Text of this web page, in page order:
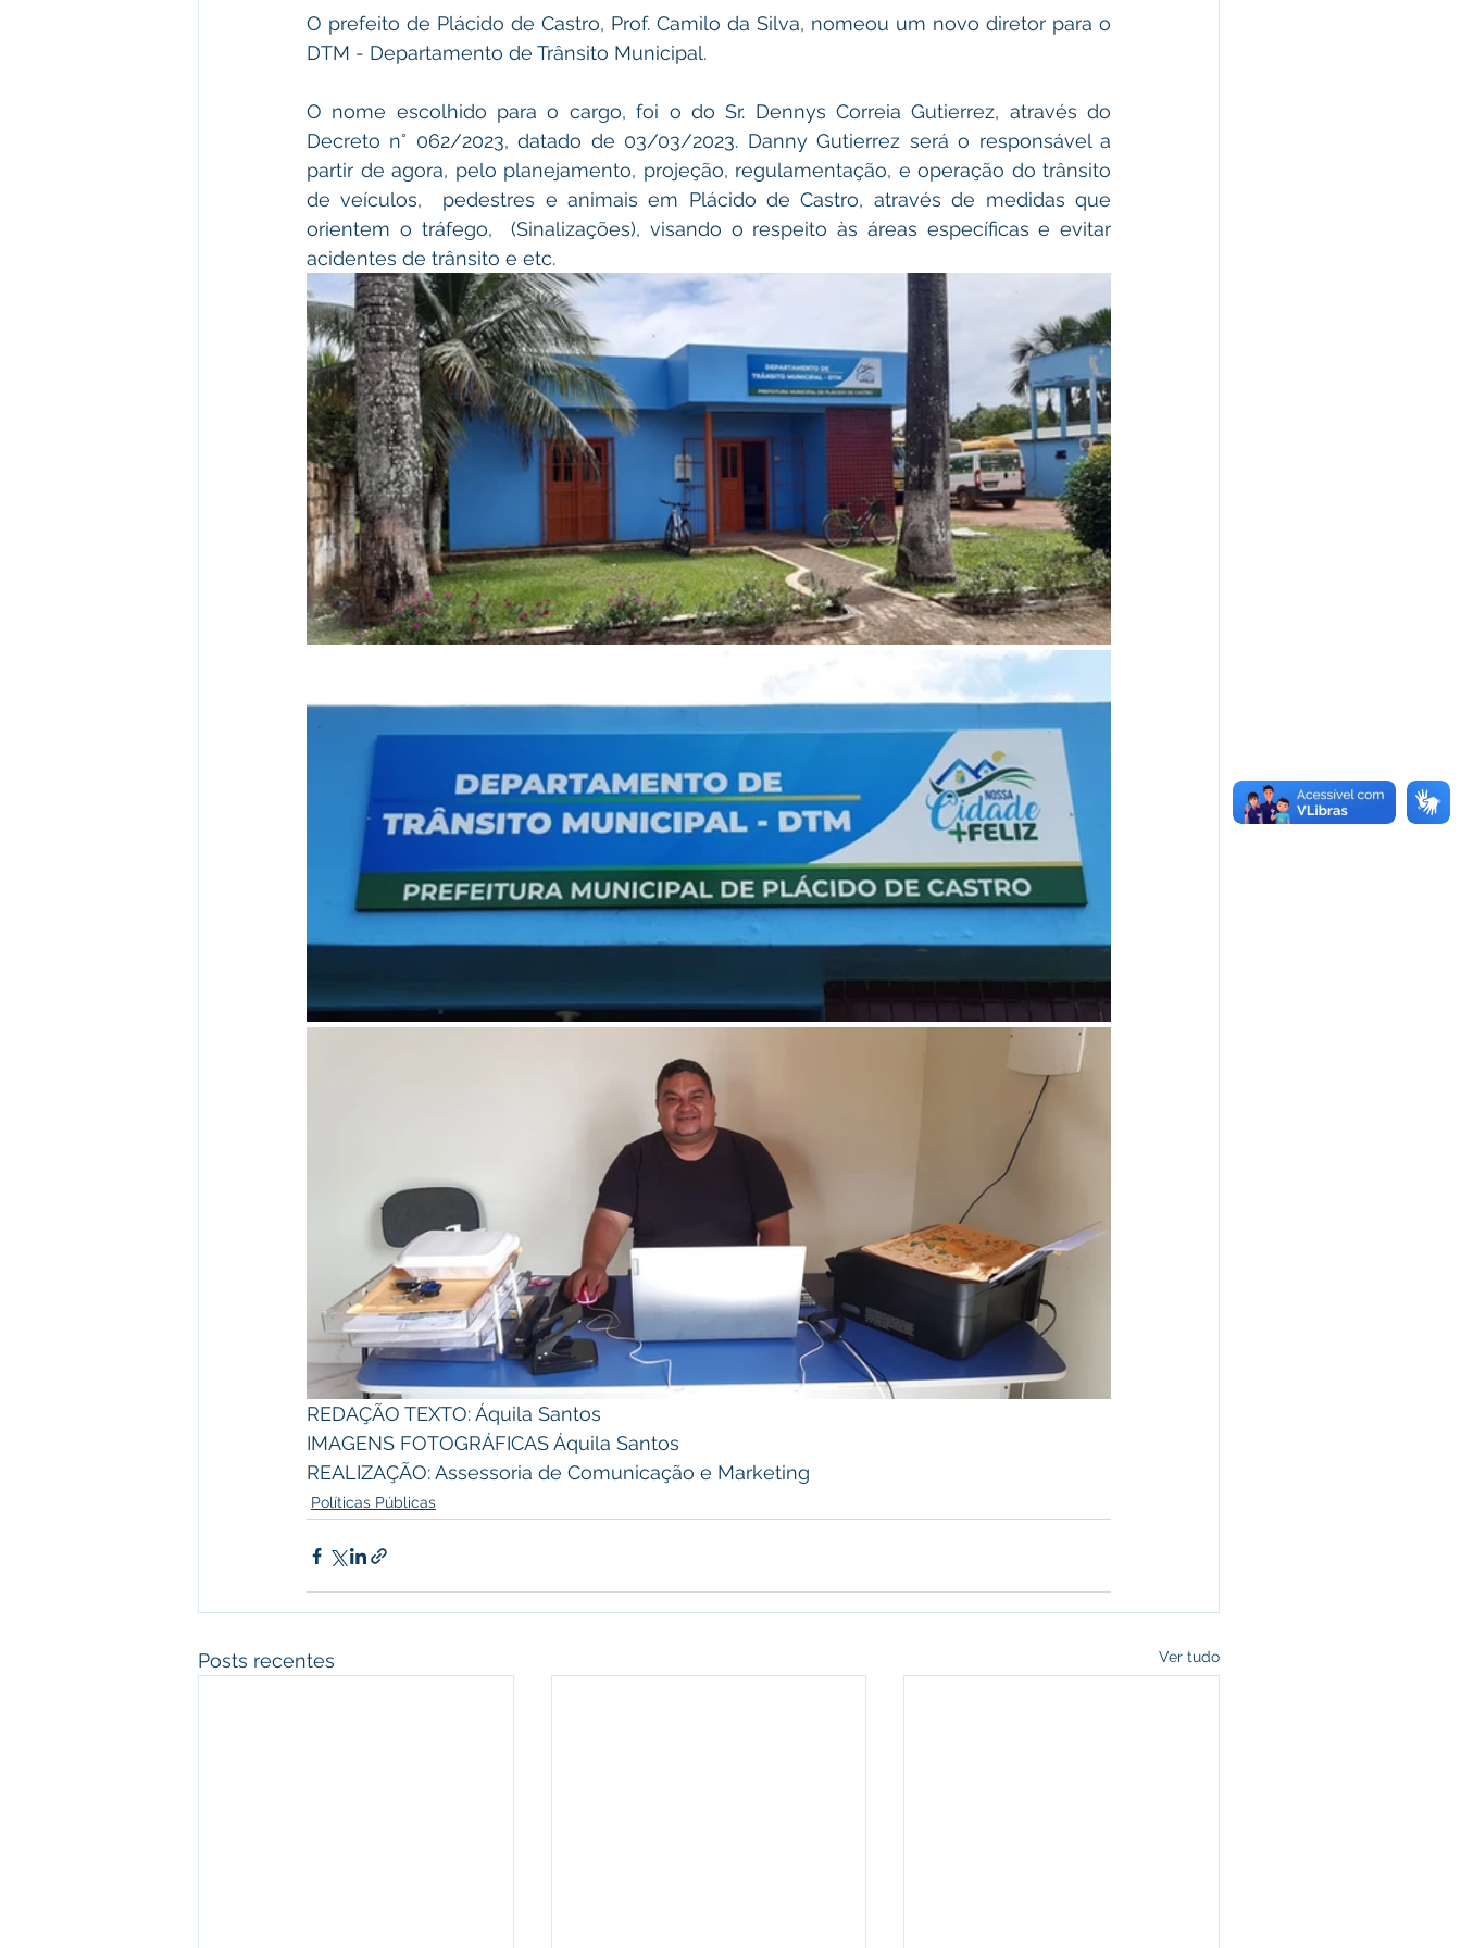
O prefeito de Plácido de Castro, Prof. Camilo da Silva, nomeou um novo diretor para o
DTM - Departamento de Trânsito Municipal.
O nome escolhido para o cargo, foi o do Sr. Dennys Correia Gutierrez, através do
Decreto n° 062/2023, datado de 03/03/2023. Danny Gutierrez será o responsável a
partir de agora, pelo planejamento, projeção, regulamentação, e operação do trânsito
de veículos,  pedestres e animais em Plácido de Castro, através de medidas que
orientem o tráfego,  (Sinalizações), visando o respeito às áreas específicas e evitar
acidentes de trânsito e etc.
REDAÇÃO TEXTO: Áquila Santos
IMAGENS FOTOGRÁFICAS Áquila Santos
REALIZAÇÃO: Assessoria de Comunicação e Marketing
Políticas Públicas
Posts recentes Ver tudo